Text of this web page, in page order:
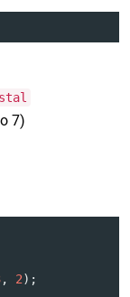
7)
, 2);